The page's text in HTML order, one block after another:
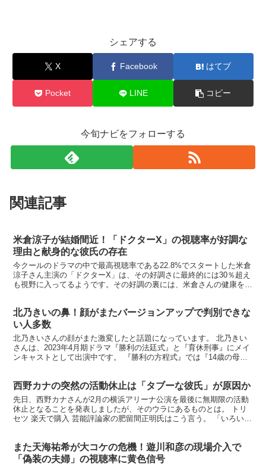
シェアする
X Facebook はてブ
Pocket LINE コピー
今旬ナビをフォローする
関連記事
米倉涼子が結婚間近！「ドクターX」の視聴率が好調な
理由と献身的な彼氏の存在
今クールのドラマの中で最高視聴率である22.8%でスタートした米倉
涼子さん主演の「ドクターX」は、その好調さに最終的には30％超え
も視野に入ってるようです。その好調の裏には、米倉さんの健康を管
北乃きいの鼻！顔がまたバージョンアップで判別できな
い人多数
北乃きいさんの顔がまた激変したと話題になっています。 北乃きい
さんは、2023年4月期ドラマ『勝利の法廷式』と『育休刑事』にメイ
ンキャストとして出演中です。 『勝利の方程式』では『14歳の母』
西野カナの突然の活動休止は「タブーな彼氏」が原因か
先日、西野カナさんが2月の横浜アリーナ公演を最後に無期限の活動
休止となることを発表しましたが、そのウラにあるものとは。 トリ
セツ 楽天で購入 芸能評論家の肥留間正明氏はこう言う。 「いろいろ
また天海祐希が大コケの危機！遊川和彦の現場介入で
「偽装の夫婦」の視聴率に黄色信号